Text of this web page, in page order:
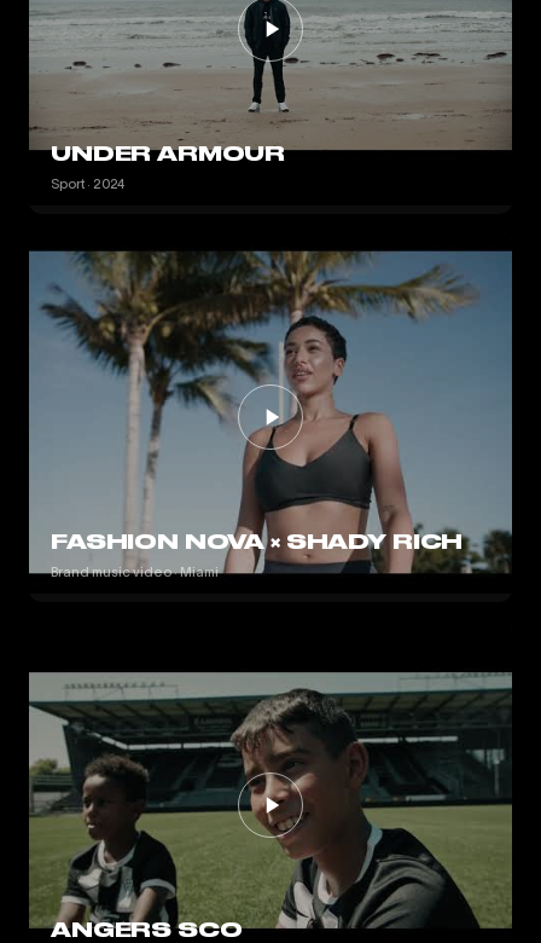
UNDER ARMOUR
Sport · 2024
FASHION NOVA × SHADY RICH
Brand music video · Miami
ANGERS SCO